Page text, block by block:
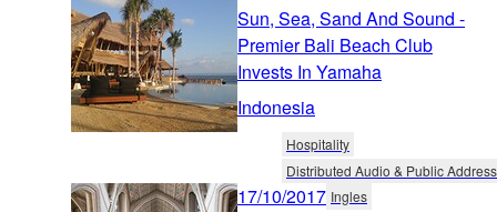
Sun, Sea, Sand And Sound -
Premier Bali Beach Club
Invests In Yamaha
Indonesia
Hospitality
Distributed Audio & Public Address
17/10/2017 Ingles